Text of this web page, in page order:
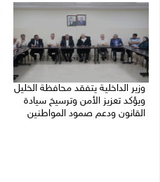
وزير الداخلية يتفقد محافظة الخليل
ويؤكد تعزيز الأمن وترسيخ سيادة
القانون ودعم صمود المواطنين